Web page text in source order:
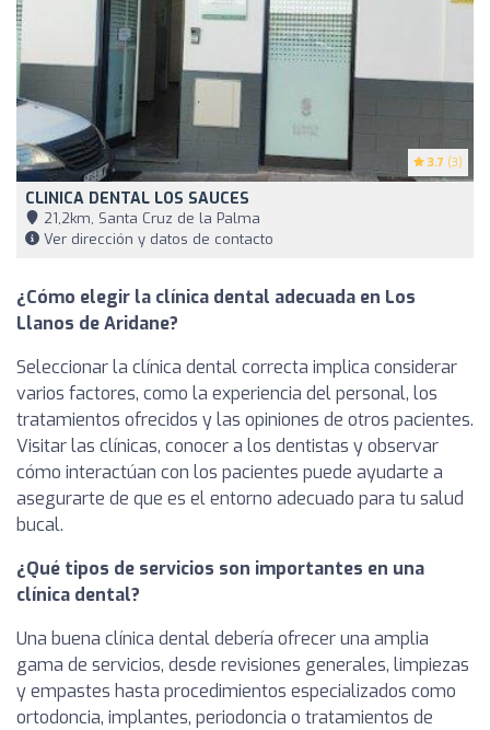
3.7 (3)
CLINICA DENTAL LOS SAUCES
21,2km, Santa Cruz de la Palma
Ver dirección y datos de contacto
¿Cómo elegir la clínica dental adecuada en Los
Llanos de Aridane?
Seleccionar la clínica dental correcta implica considerar
varios factores, como la experiencia del personal, los
tratamientos ofrecidos y las opiniones de otros pacientes.
Visitar las clínicas, conocer a los dentistas y observar
cómo interactúan con los pacientes puede ayudarte a
asegurarte de que es el entorno adecuado para tu salud
bucal.
¿Qué tipos de servicios son importantes en una
clínica dental?
Una buena clínica dental debería ofrecer una amplia
gama de servicios, desde revisiones generales, limpiezas
y empastes hasta procedimientos especializados como
ortodoncia, implantes, periodoncia o tratamientos de